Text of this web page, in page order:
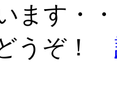
ます・
うぞ！